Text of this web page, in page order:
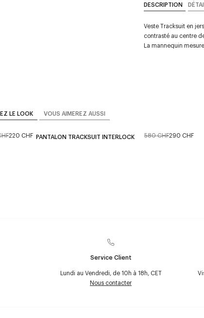
DESCRIPTION
Veste Tracksuit en
contrasté au centre
La mannequin
LE LOOK VOUS AIMEREZ AUSSI
220 CHF PANTALON TRACKSUIT INTERLOCK 580 CHF290 CHF
Service Client
Lundi au Vendredi, de 10h à 18h, CET
Nous contacter